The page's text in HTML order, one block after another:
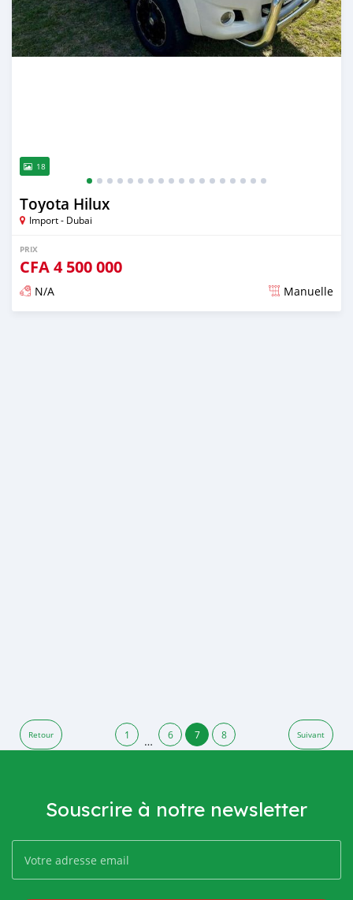
18
Toyota Hilux
Import - Dubai
PRIX
CFA4 500 000
N/A Manuelle
Retour 1 … 6 7 8 Suivant
Souscrire à notre newsletter